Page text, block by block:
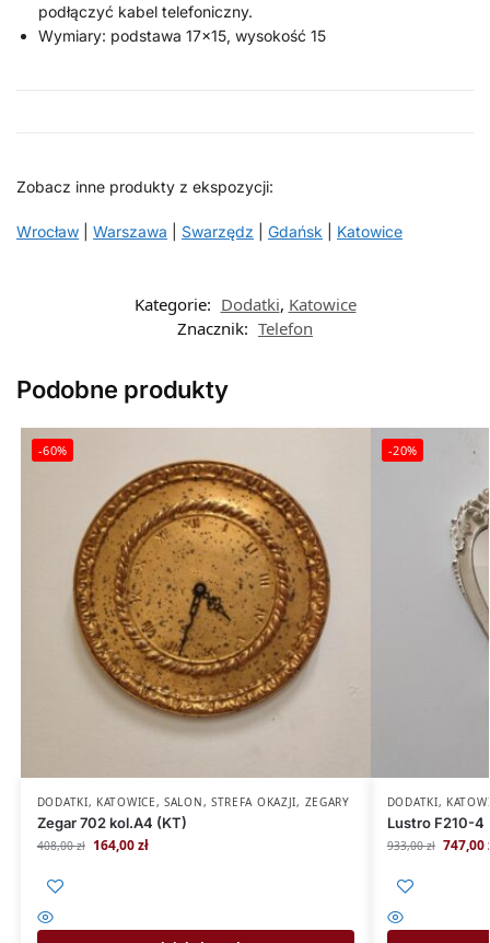
podłączyć kabel telefoniczny.
Wymiary: podstawa 17×15, wysokość 15
Zobacz inne produkty z ekspozycji:
Wrocław Warszawa Swarzędz Gdańsk Katowice
Kategorie: Dodatki, Katowice
Znacznik: Telefon
Podobne produkty
-60%
DODATKI, KATOWICE,SALON, STREFA OKAZJI, ZEGARY
Zegar 702 kol.A4 (KT)
408,00zł 164,00zł
-20%
DODATKI,
Lustro F210-4
933,00zł 747,00